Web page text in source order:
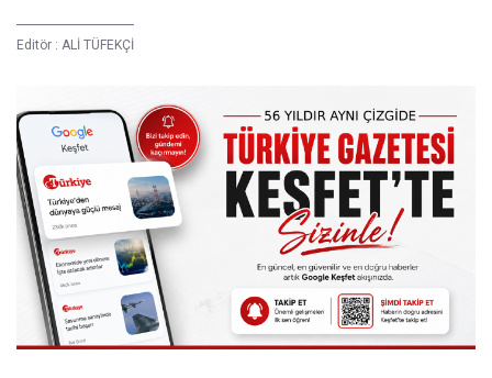
Editör : ALİ TÜFEKÇİ